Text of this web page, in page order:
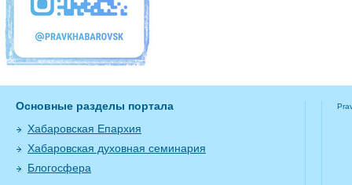
Основные разделы портала
Хабаровская Епархия
Хабаровская духовная семинария
Блогосфера